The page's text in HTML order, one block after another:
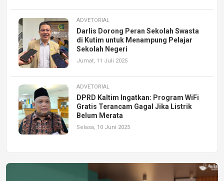
ADVETORIAL
Darlis Dorong Peran Sekolah Swasta
di Kutim untuk Menampung Pelajar
Sekolah Negeri
Jumat, 11 Juli 2025
ADVETORIAL
DPRD Kaltim Ingatkan: Program WiFi
Gratis Terancam Gagal Jika Listrik
Belum Merata
Selasa, 10 Juni 2025